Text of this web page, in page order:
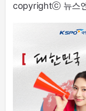
copyrightⓒ 뉴스